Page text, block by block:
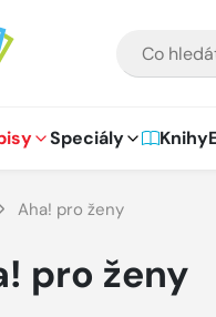
Speciály Knihy
Aha! pro ženy
pro ženy